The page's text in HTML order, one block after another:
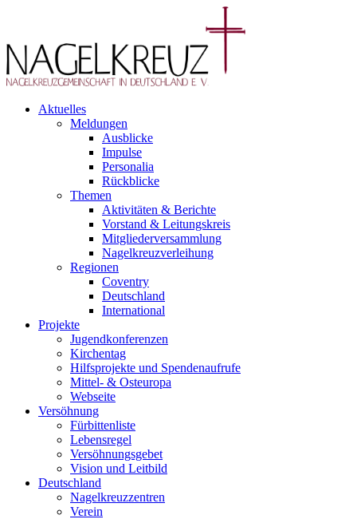
Aktuelles
Meldungen
Ausblicke
Impulse
Personalia
Rückblicke
Themen
Aktivitäten & Berichte
Vorstand & Leitungskreis
Mitgliederversammlung
Nagelkreuzverleihung
Regionen
Coventry
Deutschland
International
Projekte
Jugendkonferenzen
Kirchentag
Hilfsprojekte und Spendenaufrufe
Mittel- & Osteuropa
Webseite
Versöhnung
Fürbittenliste
Lebensregel
Versöhnungsgebet
Vision und Leitbild
Deutschland
Nagelkreuzzentren
Verein